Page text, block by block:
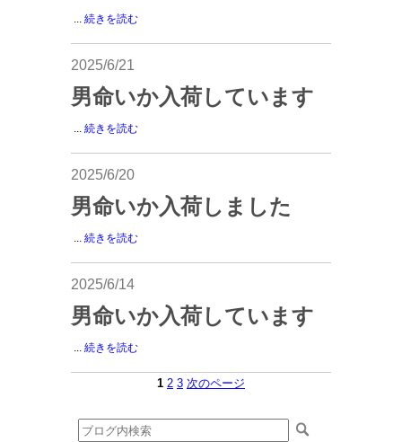
... 続きを読む
2025/6/21
男命いか入荷しています
... 続きを読む
2025/6/20
男命いか入荷しました
... 続きを読む
2025/6/14
男命いか入荷しています
... 続きを読む
1 2 3 次のページ